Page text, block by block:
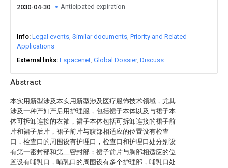
Abstract
本实用新型涉及本实用新型涉及医疗服饰技术领域，尤其
涉及一种产妇产后用护理服，包括裙子本体以及与裙子本
体可拆卸连接的衣袖，裙子本体包括可拆卸连接的裙子前
片和裙子后片，裙子前片与腹部相适应的位置设有检查
口，检查口的周围设有护理口，检查口和护理口处分别设
有第一密封部和第二密封部；裙子前片与胸部相适应的位
置设有哺乳口，哺乳口的周围设有多个护理部，哺乳口处
2030-04-30 Anticipated expiration
Info Legal events Similar documents Priority and Related
Applications
External links Espacenet Global Dossier Discuss